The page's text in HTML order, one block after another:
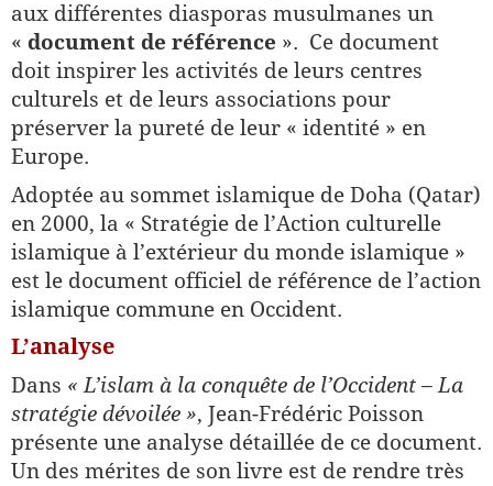
aux différentes diasporas musulmanes un
« document de référence ». Ce document
doit inspirer les activités de leurs centres
culturels et de leurs associations pour
préserver la pureté de leur « identité » en
Europe.
Adoptée au sommet islamique de Doha (Qatar)
en 2000, la « Stratégie de l’Action culturelle
islamique à l’extérieur du monde islamique »
est le document officiel de référence de l’action
islamique commune en Occident.
L’analyse
Dans « L’islam à la conquête de l’Occident – La
stratégie dévoilée », Jean-Frédéric Poisson
présente une analyse détaillée de ce document.
Un des mérites de son livre est de rendre très